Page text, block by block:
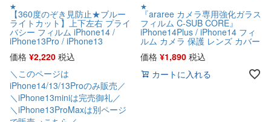
★
【360度のぞき見防止★ブルー
ライトカット】上下左右 プライ
バシー フィルム iPhone14 /
iPhone13Pro / iPhone13
価格 ¥2,220 税込
＼このページは
iPhone14/13/13Proのみ販売／
＼iPhone13miniは完売御礼／
＼iPhone13ProMaxは別ページ
★
『araree カメラ専用強化ガラス
フィルム C-SUB CORE』
iPhone14Plus / iPhone14 フィ
ルム カメラ 保護 レンズ カバー
価格 ¥1,890 税込
カートに入れる